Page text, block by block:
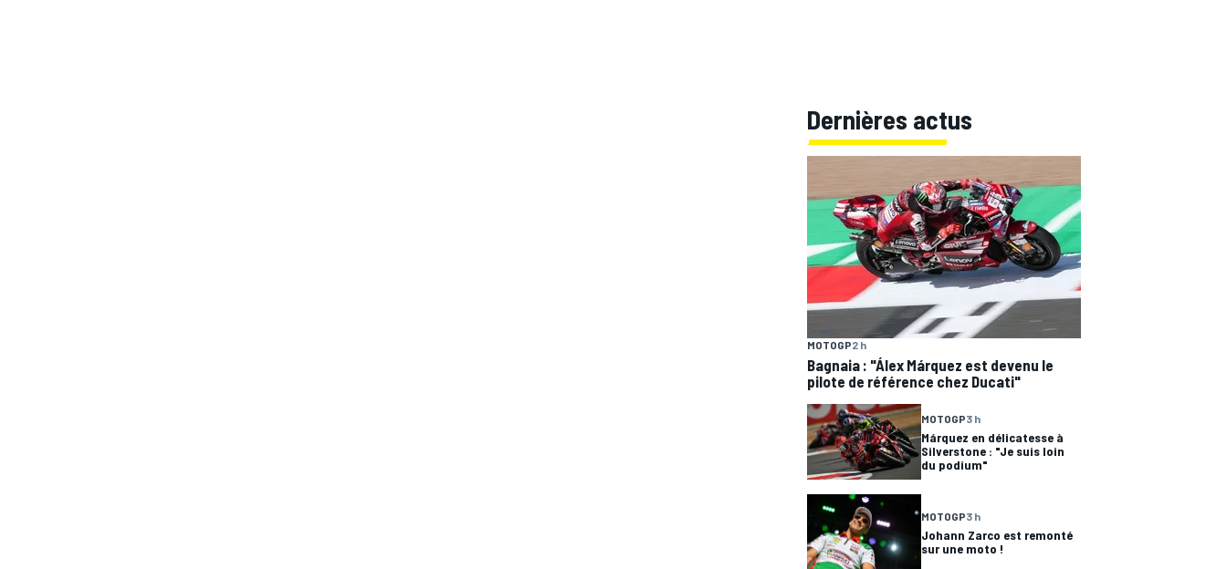
Dernières actus
MOTOGP2 h
Bagnaia : "Álex Márquez est devenu le
pilote de référence chez Ducati"
MOTOGP3 h
Márquez en délicatesse à
Silverstone : "Je suis loin
du podium"
MOTOGP3 h
Johann Zarco est remonté
sur une moto !